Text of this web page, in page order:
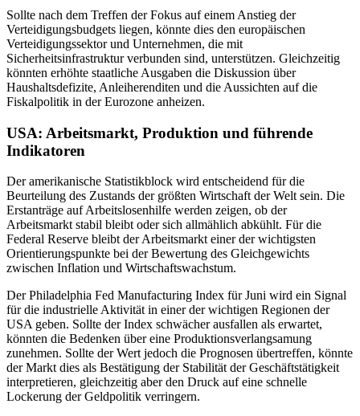
Sollte nach dem Treffen der Fokus auf einem Anstieg der
Verteidigungsbudgets liegen, könnte dies den europäischen
Verteidigungssektor und Unternehmen, die mit
Sicherheitsinfrastruktur verbunden sind, unterstützen. Gleichzeitig
könnten erhöhte staatliche Ausgaben die Diskussion über
Haushaltsdefizite, Anleiherenditen und die Aussichten auf die
Fiskalpolitik in der Eurozone anheizen.
USA: Arbeitsmarkt, Produktion und führende
Indikatoren
Der amerikanische Statistikblock wird entscheidend für die
Beurteilung des Zustands der größten Wirtschaft der Welt sein. Die
Erstanträge auf Arbeitslosenhilfe werden zeigen, ob der
Arbeitsmarkt stabil bleibt oder sich allmählich abkühlt. Für die
Federal Reserve bleibt der Arbeitsmarkt einer der wichtigsten
Orientierungspunkte bei der Bewertung des Gleichgewichts
zwischen Inflation und Wirtschaftswachstum.
Der Philadelphia Fed Manufacturing Index für Juni wird ein Signal
für die industrielle Aktivität in einer der wichtigen Regionen der
USA geben. Sollte der Index schwächer ausfallen als erwartet,
könnten die Bedenken über eine Produktionsverlangsamung
zunehmen. Sollte der Wert jedoch die Prognosen übertreffen, könnte
der Markt dies als Bestätigung der Stabilität der Geschäftstätigkeit
interpretieren, gleichzeitig aber den Druck auf eine schnelle
Lockerung der Geldpolitik verringern.